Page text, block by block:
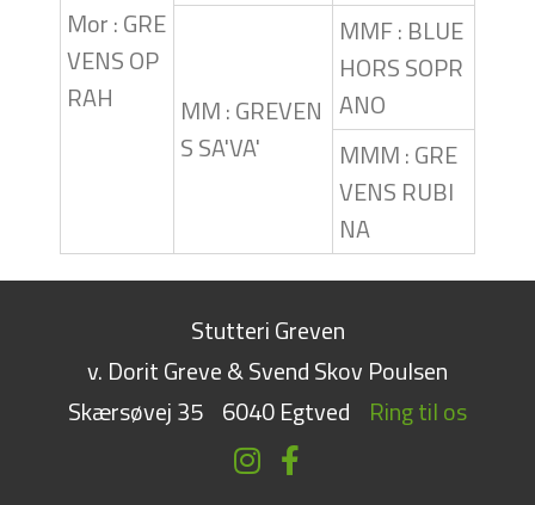
Mor : GRE
VENS OP
RAH
MM : GREVEN
S SA'VA'
MMF : BLUE
HORS SOPR
ANO
MMM : GRE
VENS RUBI
NA
Stutteri Greven
v. Dorit Greve & Svend Skov Poulsen
Skærsøvej 35 6040 Egtved Ring til os